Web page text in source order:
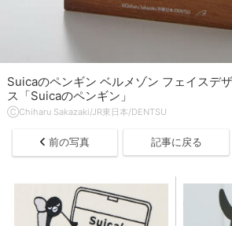
Suicaのペンギン ベルメゾン フェイスデ
ス「Suicaのペンギン」
ⒸChiharu Sakazaki/JR東日本/DENTSU
前の写真 記事に戻る